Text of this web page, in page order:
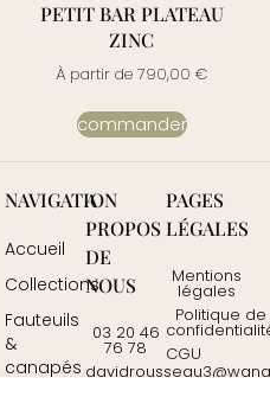
PETIT BAR PLATEAU
ZINC
À partir de 790,00 €
commander
NAVIGATION
Accueil
Collections
Fauteuils
&
canapés
A
PROPOS
DE
NOUS
03 20 46
76 78
PAGES
LÉGALES
Mentions
légales
Politique de
CGU